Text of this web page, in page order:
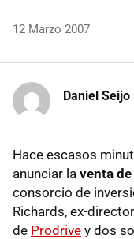
12 Marzo 2007
Daniel Seijo
Hace escasos
anunciar la venta
consorcio de
Richards, ex-
de Prodrive y dos